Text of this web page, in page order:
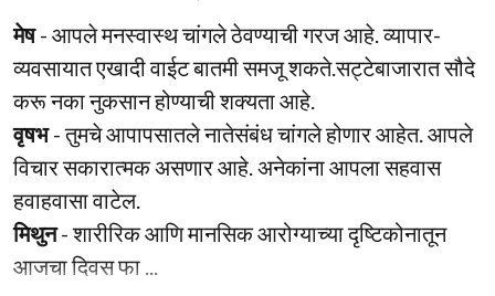
मेष- आपले मनस्वास्थ चांगले ठेवण्याची गरज आहे. व्यापार-
व्यवसायात एखादी वाईट बातमी समजू शकते.सट्टेबाजारात सौदे
करू नका नुकसान होण्याची शक्यता आहे.
वृषभ- तुमचे आपापसातले नातेसंबंध चांगले होणार आहेत. आपले
विचार सकारात्मक असणार आहे. अनेकांना आपला सहवास
हवाहवासा वाटेल.
मिथुन- शारीरिक आणि मानसिक आरोग्याच्या दृष्टिकोनातून
आजचा दिवस फा ...